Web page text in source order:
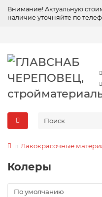
Внимание! Актуальную
наличие уточняйте по
Лакокрасочные
Колеры